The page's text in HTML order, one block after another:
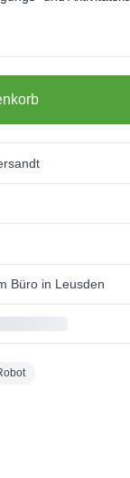
Büro in Leusden